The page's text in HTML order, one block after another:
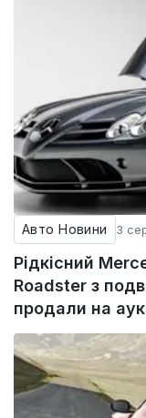
Авто Новини 3
Рідкісний
Roadster з
продали на